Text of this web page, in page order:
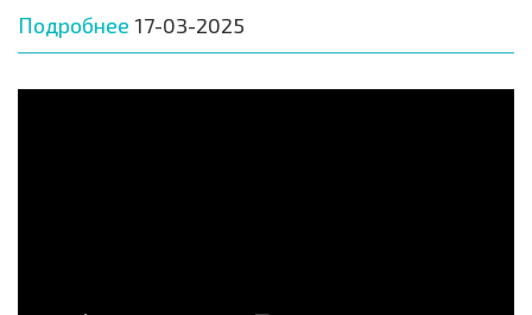
Подробнее 17-03-2025